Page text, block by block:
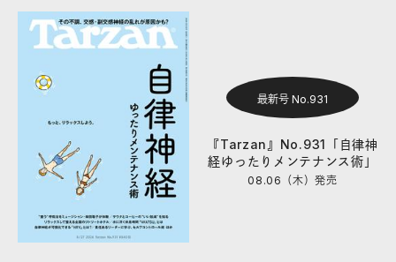
最新号 No.931
『Tarzan』No.931「自律神
経ゆったりメンテナンス術」
08.06（木）発売